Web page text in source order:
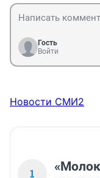
Гость
Войти
Новости СМИ2
1